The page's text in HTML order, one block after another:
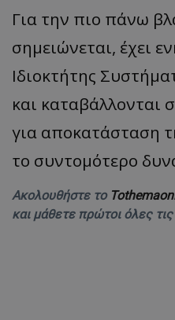
Για την πιο πάνω
σημειώνεται, έχει
Ιδιοκτήτης
και καταβάλλονται
για αποκατάσταση
το συντομότερο
Ακολουθήστε το
και μάθετε πρώτοι όλες τις